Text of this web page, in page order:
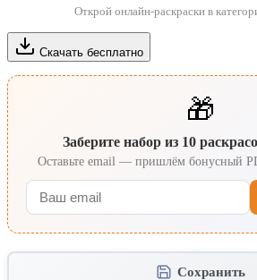
Открой онлайн-раскраски в
Скачать бесплатно
🎁
Заберите набор из 10
Оставьте email — пришлём бонусный
Сохранить